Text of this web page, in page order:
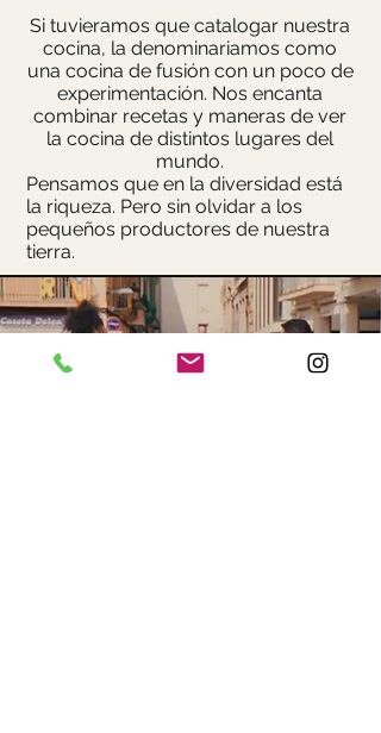
Si tuvieramos que catalogar nuestra
cocina, la denominariamos como
una cocina de fusión con un poco de
experimentación. Nos encanta
combinar recetas y maneras de ver
la cocina de distintos lugares del
mundo.
Pensamos que en la diversidad está
la riqueza. Pero sin olvidar a los
pequeños productores de nuestra
tierra.